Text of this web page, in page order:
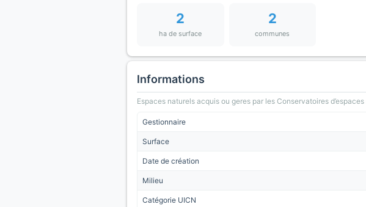
2
ha de surface
2
communes
Informations
Espaces naturels acquis ou geres par les Conservatoires
Gestionnaire
Surface
Date de création
Milieu
Catégorie UICN